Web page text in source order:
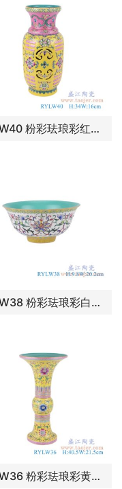
RYLW40 粉彩珐琅彩红黄底扒花缠枝莲八卦图镂空冬瓜转心瓶 高：34直径：16口径：底径：12重量：3.15KG
RYLW38 粉彩珐琅彩白底扒花缠枝莲八寸碗 高：9.8直径：20.2口径：底径：7.2重量：0.5KG
RYLW36 粉彩珐琅彩黄底扒花缠枝莲花菇瓶 高：40.5直径：21.5口径：底径：14.5重量：2.8KG